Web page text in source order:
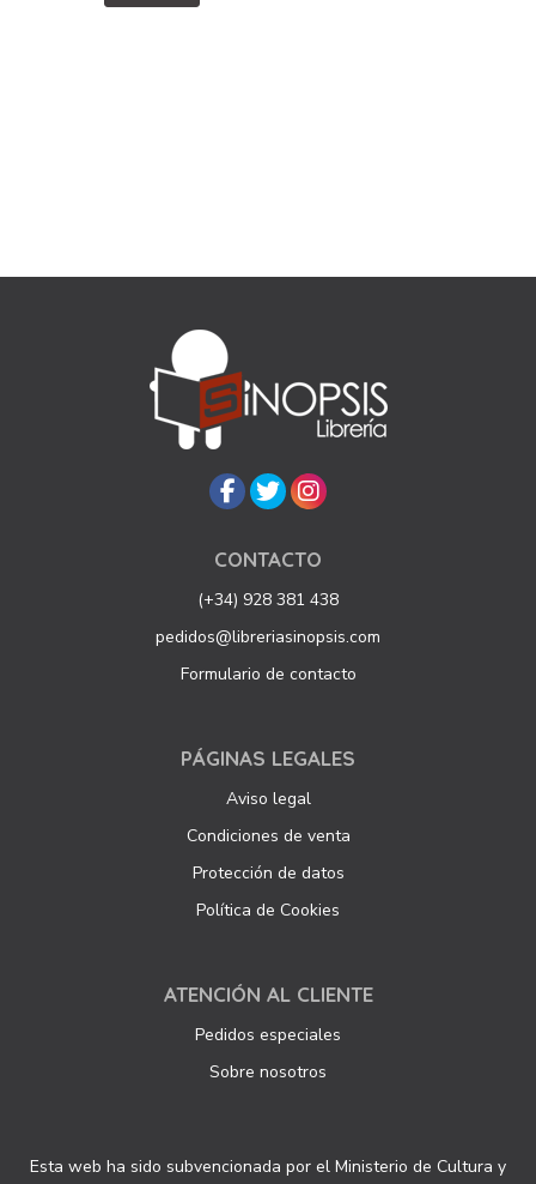
CONTACTO
(+34) 928 381 438
pedidos@libreriasinopsis.com
Formulario de contacto
PÁGINAS LEGALES
Aviso legal
Condiciones de venta
Protección de datos
Política de Cookies
ATENCIÓN AL CLIENTE
Pedidos especiales
Sobre nosotros
Esta web ha sido subvencionada por el Ministerio de Cultura y